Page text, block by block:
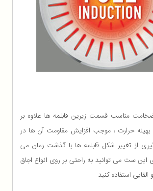
مناسب قسمت زیرین قابلمه ها علاوه بر
بهینه حرارت ، موجب افزایش مقاومت آن ها در
از تغییر شکل قابلمه ها با گذشت زمان می
این ست می توانید به راحتی بر روی انواع اجاق
استفاده کنید.